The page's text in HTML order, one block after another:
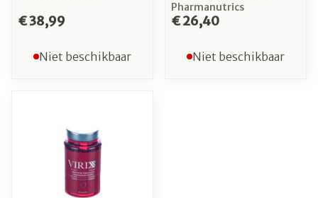
€ 38,99
Niet beschikbaar
Pharmanutrics
€ 26,40
Niet beschikbaar